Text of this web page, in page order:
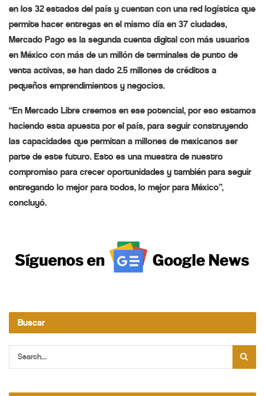
en los 32 estados del país y cuentan con una red logística que
permite hacer entregas en el mismo día en 37 ciudades,
Mercado Pago es la segunda cuenta digital con más usuarios
en México con más de un millón de terminales de punto de
venta activas, se han dado 2.5 millones de créditos a
pequeños emprendimientos y negocios.
“En Mercado Libre creemos en ese potencial, por eso estamos
haciendo esta apuesta por el país, para seguir construyendo
las capacidades que permitan a millones de mexicanos ser
parte de este futuro. Esto es una muestra de nuestro
compromiso para crecer oportunidades y también para seguir
entregando lo mejor para todos, lo mejor para México”,
concluyó.
Buscar